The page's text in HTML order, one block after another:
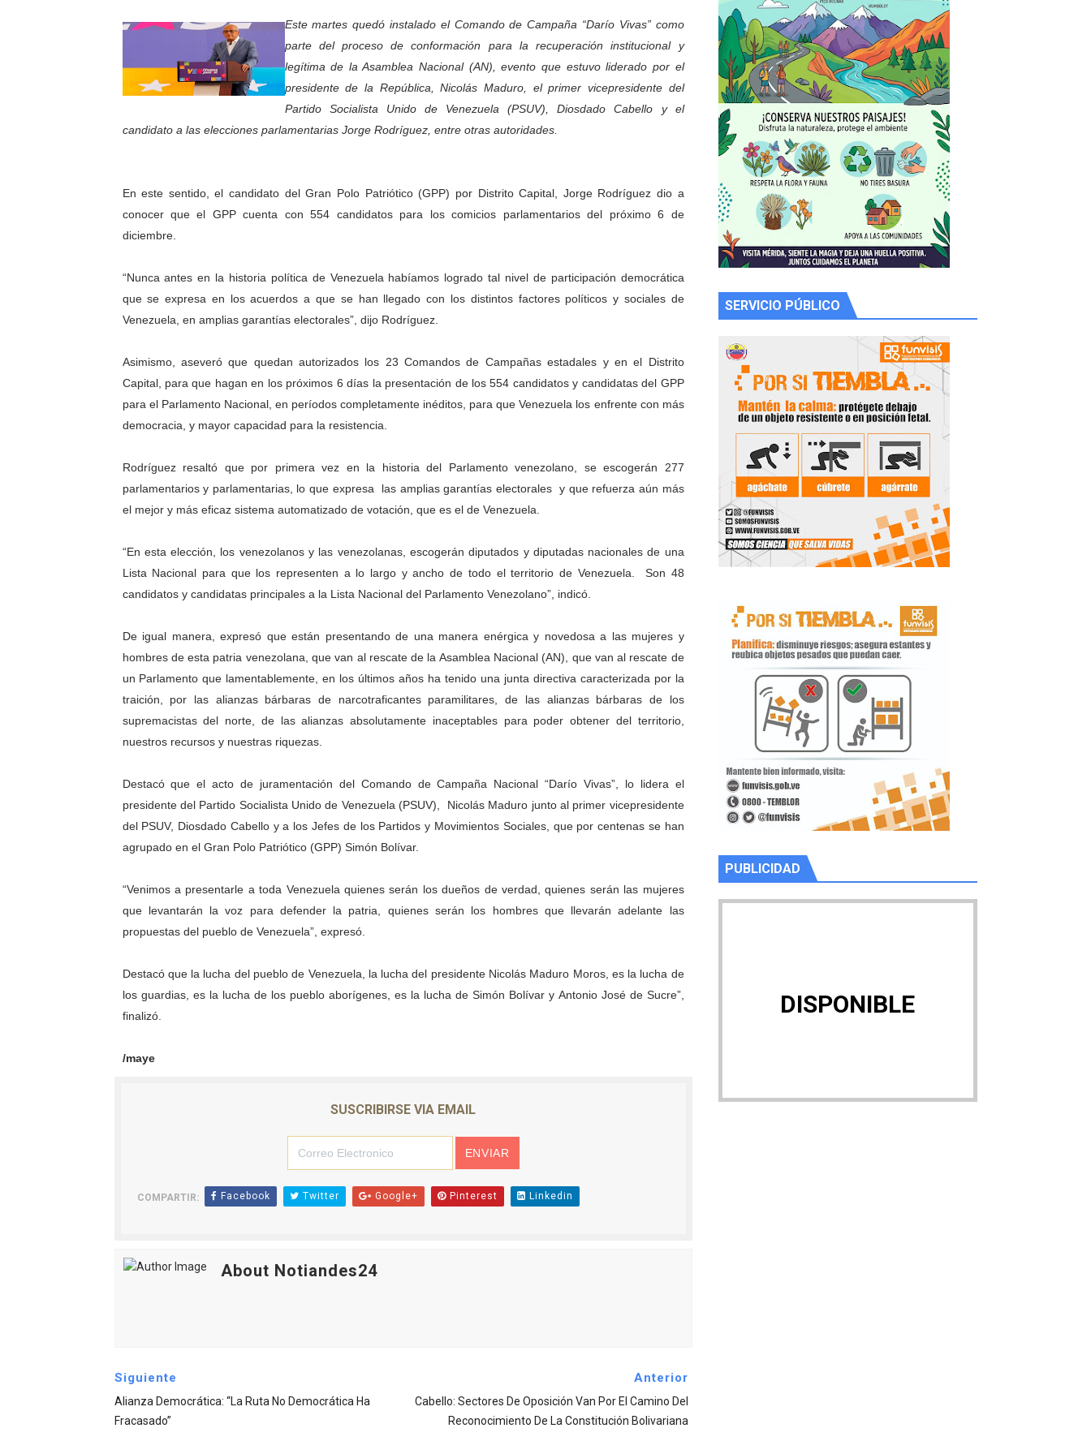
Niños merideños potencian su talento en plan vacacional integral
Fundecem ofrece taller de bordado en punto de cruz
Gobierno bolivariano avanza en la transformación del hospital Sor Juana Inés
Niños merideños aprenden sobre gaita de tambora con Fundecem
Instituto Nacional de Nutrición celebra Semana Internacional de la Lactancia Materna
Corposalud inició talleres para aspirantes al curso de Emergencia Prehospitalaria
Fortalecen formación académica de médicos en proceso de ruralidad
Fortaleciendo la economía comunal en El Vigía con microcréditos a emprendedores y productores
Campo Elías consolida plan de bacheo en el sector La Montañita
Fundecem inició con éxito el taller vacacional de origami
Plan Vacacional "Venezuela Ríe 2026" brinda recreación y cultura a niños del municipio Libertador
Este martes quedó instalado el Comando de Campaña “Darío Vivas” como
parte del proceso de conformación para la recuperación institucional y
legítima de la Asamblea Nacional (AN), evento que estuvo liderado por el
presidente de la República, Nicolás Maduro, el primer vicepresidente del
Partido Socialista Unido de Venezuela (PSUV), Diosdado Cabello y el
candidato a las elecciones parlamentarias Jorge Rodríguez, entre otras autoridades.
En este sentido, el candidato del Gran Polo Patriótico (GPP) por Distrito Capital, Jorge Rodríguez dio a
conocer que el GPP cuenta con 554 candidatos para los comicios parlamentarios del próximo 6 de
diciembre.
“Nunca antes en la historia política de Venezuela habíamos logrado tal nivel de participación democrática
que se expresa en los acuerdos a que se han llegado con los distintos factores políticos y sociales de
Venezuela, en amplias garantías electorales”, dijo Rodríguez.
Asimismo, aseveró que quedan autorizados los 23 Comandos de Campañas estadales y en el Distrito
Capital, para que hagan en los próximos 6 días la presentación de los 554 candidatos y candidatas del GPP
para el Parlamento Nacional, en períodos completamente inéditos, para que Venezuela los enfrente con más
democracia, y mayor capacidad para la resistencia.
Rodríguez resaltó que por primera vez en la historia del Parlamento venezolano, se escogerán 277
parlamentarios y parlamentarias, lo que expresa las amplias garantías electorales y que refuerza aún más
el mejor y más eficaz sistema automatizado de votación, que es el de Venezuela.
“En esta elección, los venezolanos y las venezolanas, escogerán diputados y diputadas nacionales de una
Lista Nacional para que los representen a lo largo y ancho de todo el territorio de Venezuela. Son 48
candidatos y candidatas principales a la Lista Nacional del Parlamento Venezolano”, indicó.
De igual manera, expresó que están presentando de una manera enérgica y novedosa a las mujeres y
hombres de esta patria venezolana, que van al rescate de la Asamblea Nacional (AN), que van al rescate de
un Parlamento que lamentablemente, en los últimos años ha tenido una junta directiva caracterizada por la
traición, por las alianzas bárbaras de narcotraficantes paramilitares, de las alianzas bárbaras de los
supremacistas del norte, de las alianzas absolutamente inaceptables para poder obtener del territorio,
nuestros recursos y nuestras riquezas.
Destacó que el acto de juramentación del Comando de Campaña Nacional “Darío Vivas”, lo lidera el
presidente del Partido Socialista Unido de Venezuela (PSUV), Nicolás Maduro junto al primer vicepresidente
del PSUV, Diosdado Cabello y a los Jefes de los Partidos y Movimientos Sociales, que por centenas se han
agrupado en el Gran Polo Patriótico (GPP) Simón Bolívar.
“Venimos a presentarle a toda Venezuela quienes serán los dueños de verdad, quienes serán las mujeres
que levantarán la voz para defender la patria, quienes serán los hombres que llevarán adelante las
propuestas del pueblo de Venezuela”, expresó.
Destacó que la lucha del pueblo de Venezuela, la lucha del presidente Nicolás Maduro Moros, es la lucha de
los guardias, es la lucha de los pueblo aborígenes, es la lucha de Simón Bolívar y Antonio José de Sucre”,
finalizó.
/maye
SUSCRIBIRSE VIA EMAIL
COMPARTIR: Facebook Twitter Google+ Pinterest Linkedin
About Notiandes24
Siguiente
Alianza Democrática: “La Ruta No Democrática Ha
Fracasado”
Anterior
Cabello: Sectores De Oposición Van Por El Camino Del
Reconocimiento De La Constitución Bolivariana
SERVICIO PÚBLICO
PUBLICIDAD
DISPONIBLE